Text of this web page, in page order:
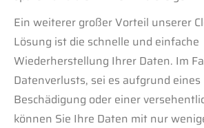
Ein weiterer großer Vorteil unserer
Lösung ist die schnelle und einfache
Wiederherstellung Ihrer Daten. Im
Datenverlusts, sei es aufgrund
Beschädigung oder einer
können Sie Ihre Daten mit nur